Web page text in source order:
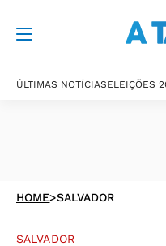
ÚLTIMAS NOTÍCIASELEIÇÕES
HOME>SALVADOR
SALVADOR